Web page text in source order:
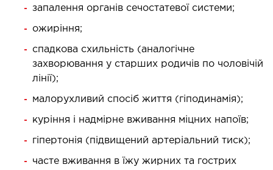
пазух
лікування захворювань та патологій
лікування хропіння
хірургія обличчя
хірургія тіла
урологія
запалення органів сечостатевої системи;
ожиріння;
спадкова схильність (аналогічне
захворювання у старших родичів по чоловічій
лінії);
малорухливий спосіб життя (гіподинамія);
куріння і надмірне вживання міцних напоїв;
гіпертонія (підвищений артеріальний тиск);
часте вживання в їжу жирних та гострих